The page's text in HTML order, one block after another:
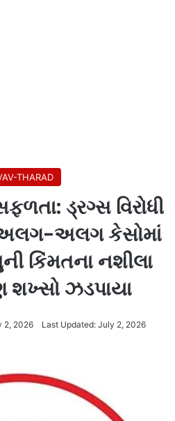
THARAD
ડ્રગ્સ વિરોધી
અલગ કેસોમાં
કિંમતના નશીલા
શખ્સો ઝડપાયા
2, 2026 Last Updated: July 2, 2026